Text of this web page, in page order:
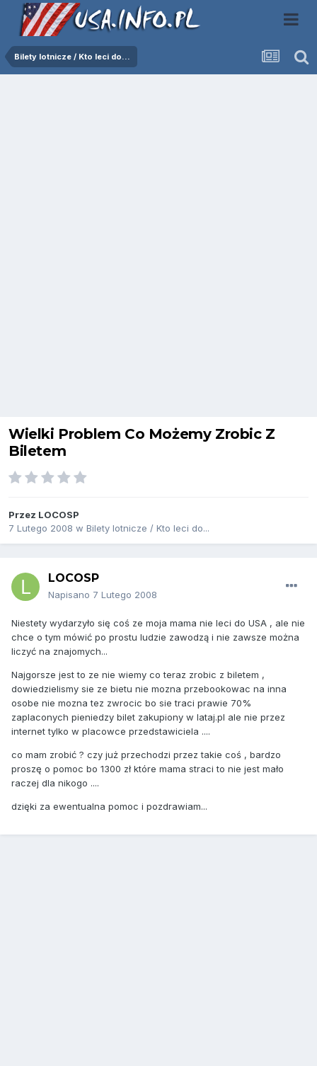
Bilety lotnicze / Kto leci do...
Wielki Problem Co Możemy Zrobic Z
Biletem
Przez LOCOSP
7 Lutego 2008 w Bilety lotnicze / Kto leci do...
LOCOSP
Napisano 7 Lutego 2008
Niestety wydarzyło się coś ze moja mama nie leci do USA , ale nie
chce o tym mówić po prostu ludzie zawodzą i nie zawsze można
liczyć na znajomych...
Najgorsze jest to ze nie wiemy co teraz zrobic z biletem ,
dowiedzielismy sie ze bietu nie mozna przebookowac na inna
osobe nie mozna tez zwrocic bo sie traci prawie 70%
zaplaconych pieniedzy bilet zakupiony w lataj.pl ale nie przez
internet tylko w placowce przedstawiciela ....
co mam zrobić ? czy już przechodzi przez takie coś , bardzo
proszę o pomoc bo 1300 zł które mama straci to nie jest mało
raczej dla nikogo ....
dzięki za ewentualna pomoc i pozdrawiam...